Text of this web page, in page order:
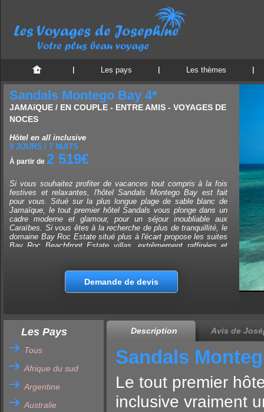
Les pays Les thèmes
Sandals Montego Bay 4*
JAMAïQUE / EN COUPLE - ENTRE AMIS - VOYAGES DE
NOCES
Hôtel en all inclusive
9 JOURS / 7 NUITS
À partir de 2 519€
Si vous souhaitez profiter de vacances tout compris à la fois
festives et relaxantes, l'hôtel Sandals Montego Bay est fait
pour vous. Situé sur la plus longue plage de sable blanc de
Jamaïque, le tout premier hôtel Sandals vous plonge dans un
cadre moderne et glamour, pour un séjour inoubliable aux
Caraïbes. Si vous êtes à la recherche de plus de tranquillité, le
domaine Bay Roc Estate situé plus à l'écart propose les suites
Bay Roc Beachfront Estate villas, extrêmement raffinées et
Demande de devis
Les Pays
Tous
Afrique du sud
Argentine
Australie
Description Avis de
Sandals
Le tout premier
inclusive vraiment